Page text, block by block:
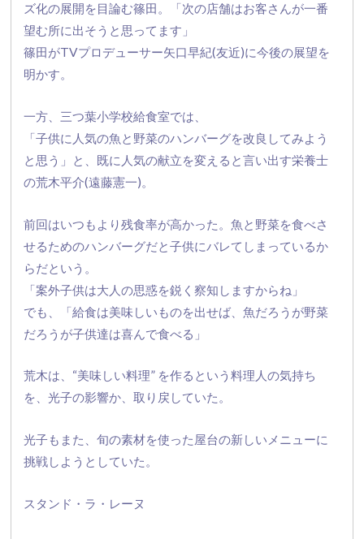
ズ化の展開を目論む篠田。「次の店舗はお客さんが一番
望む所に出そうと思ってます」
篠田がTVプロデューサー矢口早紀(友近)に今後の展望を
明かす。
一方、三つ葉小学校給食室では、
「子供に人気の魚と野菜のハンバーグを改良してみよう
と思う」 と、既に人気の献立を変えると言い出す栄養士
の荒木平介(遠藤憲一)。
前回はいつもより残食率が高かった。魚と野菜を食べさ
せるためのハンバーグだと子供にバレてしまっているか
らだという。
「案外子供は大人の思惑を鋭く察知しますからね」
でも、「給食は美味しいものを出せば、魚だろうが野菜
だろうが子供達は喜んで食べる」
荒木は、“美味しい料理” を作るという料理人の気持ち
を、光子の影響か、取り戻していた。
光子もまた、旬の素材を使った屋台の新しいメニューに
挑戦しようとしていた。
スタンド・ラ・レーヌ